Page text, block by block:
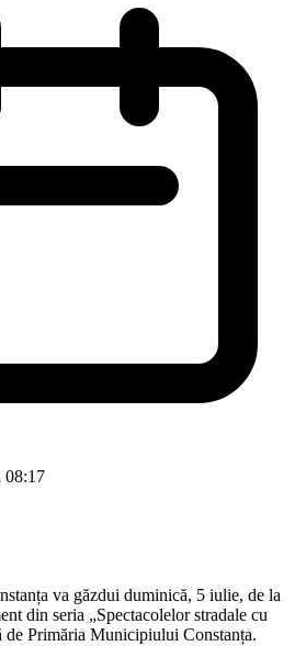
08:17
va găzdui duminică, 5 iulie, de la
din seria „Spectacolelor stradale cu
de Primăria Municipiului Constanța.